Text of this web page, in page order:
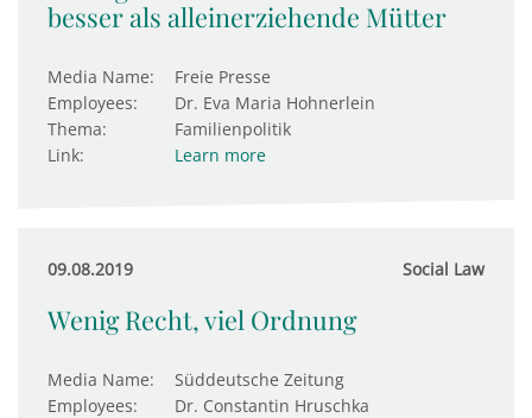
besser als alleinerziehende Mütter
Media Name:
Freie Presse
Employees:
Dr. Eva Maria Hohnerlein
Thema:
Familienpolitik
Link:
Learn more
09.08.2019 Social Law
Wenig Recht, viel Ordnung
Media Name:
Süddeutsche Zeitung
Employees:
Dr. Constantin Hruschka